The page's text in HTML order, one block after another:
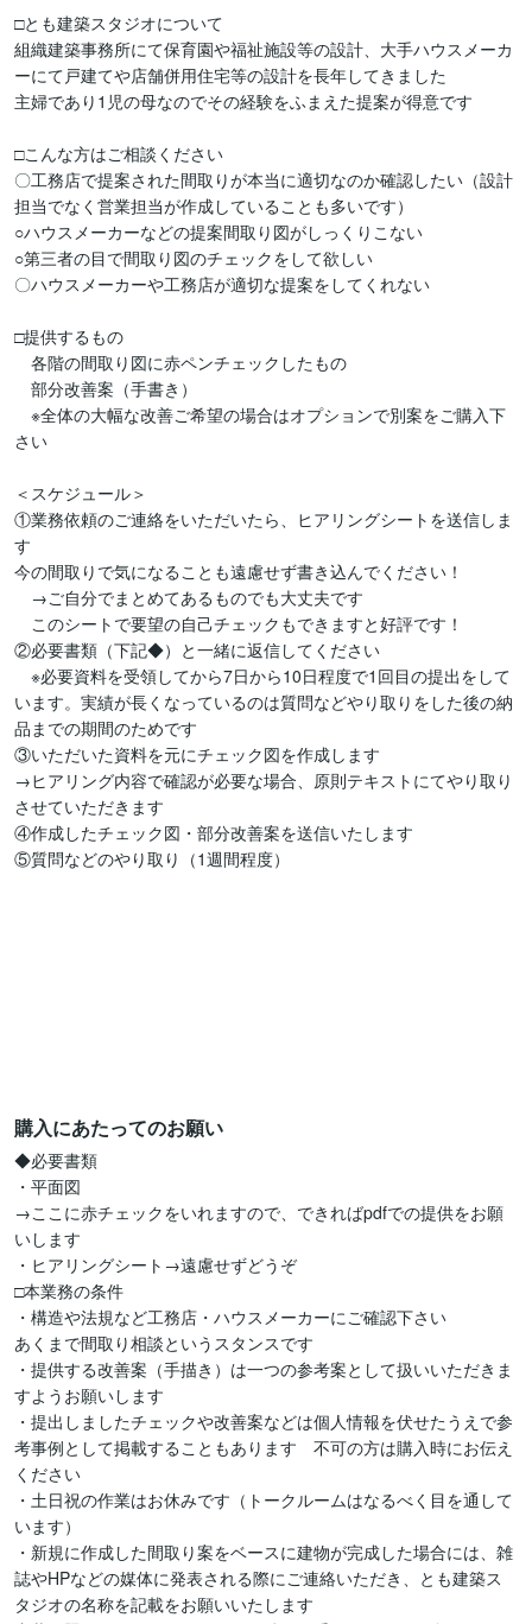
□とも建築スタジオについて
組織建築事務所にて保育園や福祉施設等の設計、大手ハウスメーカ
ーにて戸建てや店舗併用住宅等の設計を長年してきました
主婦であり1児の母なのでその経験をふまえた提案が得意です
□こんな方はご相談ください
〇工務店で提案された間取りが本当に適切なのか確認したい（設計
担当でなく営業担当が作成していることも多いです）
○ハウスメーカーなどの提案間取り図がしっくりこない
○第三者の目で間取り図のチェックをして欲しい
〇ハウスメーカーや工務店が適切な提案をしてくれない
□提供するもの
各階の間取り図に赤ペンチェックしたもの
部分改善案（手書き）
※全体の大幅な改善ご希望の場合はオプションで別案をご購入下
さい
＜スケジュール＞
①業務依頼のご連絡をいただいたら、ヒアリングシートを送信しま
す
今の間取りで気になることも遠慮せず書き込んでください！
→ご自分でまとめてあるものでも大丈夫です
このシートで要望の自己チェックもできますと好評です！
②必要書類（下記◆）と一緒に返信してください
※必要資料を受領してから7日から10日程度で1回目の提出をして
います。実績が長くなっているのは質問などやり取りをした後の納
品までの期間のためです
③いただいた資料を元にチェック図を作成します
→ヒアリング内容で確認が必要な場合、原則テキストにてやり取り
させていただきます
④作成したチェック図・部分改善案を送信いたします
⑤質問などのやり取り（1週間程度）
購入にあたってのお願い
◆必要書類
・平面図
→ここに赤チェックをいれますので、できればpdfでの提供をお願
いします
・ヒアリングシート→遠慮せずどうぞ
□本業務の条件
・構造や法規など工務店・ハウスメーカーにご確認下さい
あくまで間取り相談というスタンスです
・提供する改善案（手描き）は一つの参考案として扱いいただきま
すようお願いします
・提出しましたチェックや改善案などは個人情報を伏せたうえで参
考事例として掲載することもあります　不可の方は購入時にお伝え
ください
・土日祝の作業はお休みです（トークルームはなるべく目を通して
います）
・新規に作成した間取り案をベースに建物が完成した場合には、雑
誌やHPなどの媒体に発表される際にご連絡いただき、とも建築ス
タジオの名称を記載をお願いいたします